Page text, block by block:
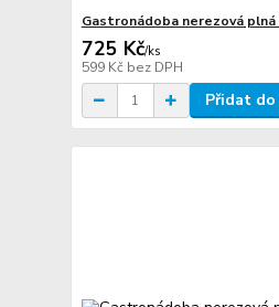
Gastronádoba nerezová plná
725 Kč/ks
599 Kč bez DPH
Přidat do